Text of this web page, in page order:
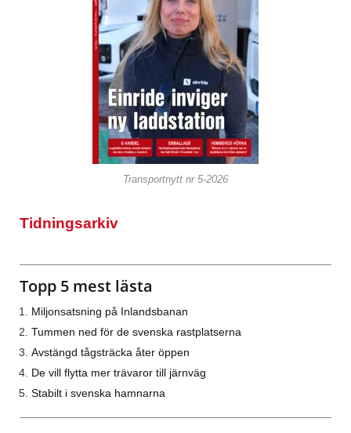
Transportnytt nr 5-2026
Tidningsarkiv
Topp 5 mest lästa
Miljonsatsning på Inlandsbanan
Tummen ned för de svenska rastplatserna
Avstängd tågsträcka åter öppen
De vill flytta mer trävaror till järnväg
Stabilt i svenska hamnarna